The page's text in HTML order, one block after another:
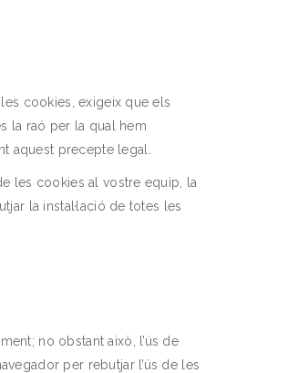
cookies, exigeix que els
la raó per la qual hem
aquest precepte legal.
les cookies al vostre equip, la
la instal·lació de totes les
no obstant això, l’ús de
per rebutjar l’ús de les